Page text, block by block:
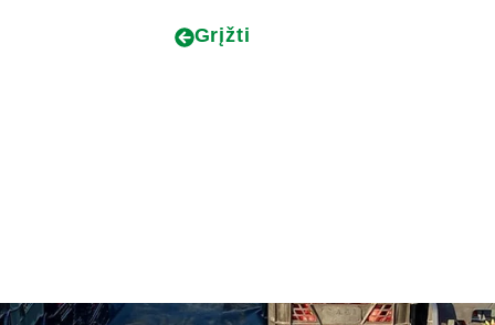
Grįžti